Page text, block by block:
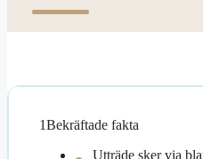
1Bekräftade fakta
Utträde sker via